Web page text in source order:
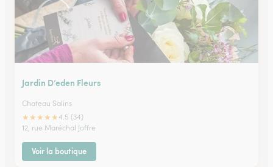
Jardin D’eden Fleurs
Chateau Salins
★★★★★4.5 (34)
12, rue Maréchal Joffre
Voir la boutique